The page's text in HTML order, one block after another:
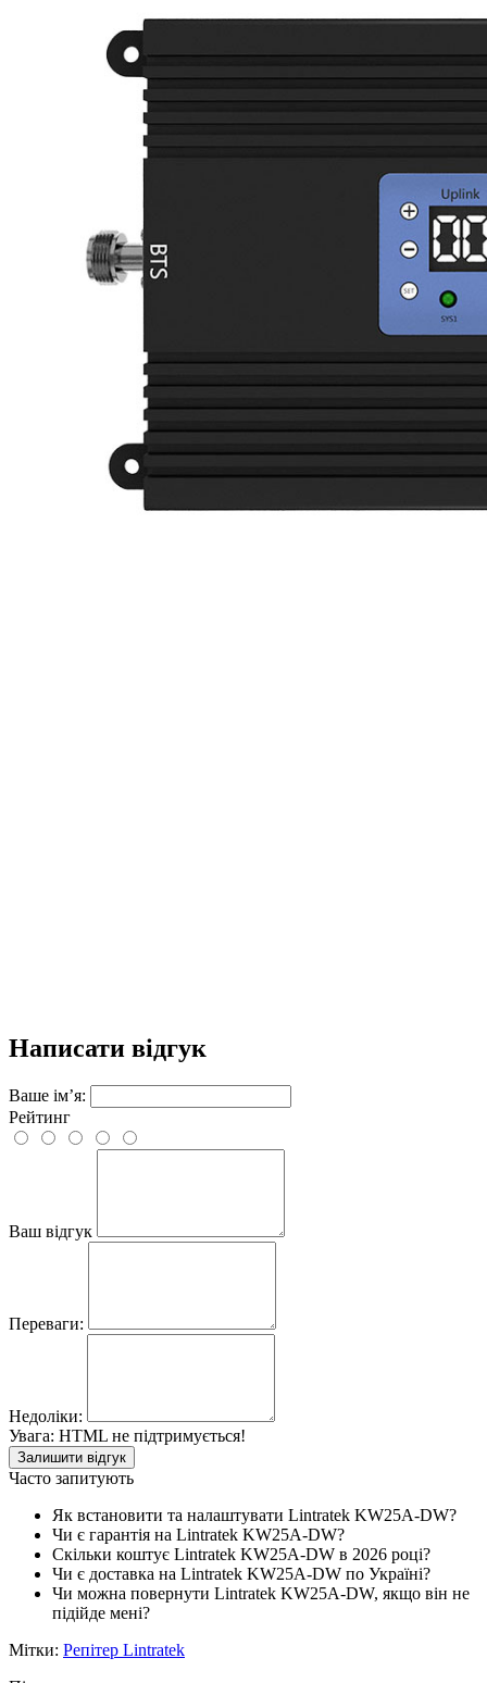
Написати відгук
Ваше ім’я:
Рейтинг
Ваш відгук
Переваги:
Недоліки:
Увага: HTML не підтримується!
Залишити відгук
Часто запитують
Як встановити та налаштувати Lintratek KW25A-DW?
Чи є гарантія на Lintratek KW25A-DW?
Скільки коштує Lintratek KW25A-DW в 2026 році?
Чи є доставка на Lintratek KW25A-DW по Україні?
Чи можна повернути Lintratek KW25A-DW, якщо він не
підійде мені?
Мітки: Репітер Lintratek